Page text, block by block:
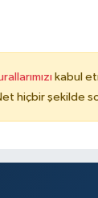
kabul
hiçbir şekilde